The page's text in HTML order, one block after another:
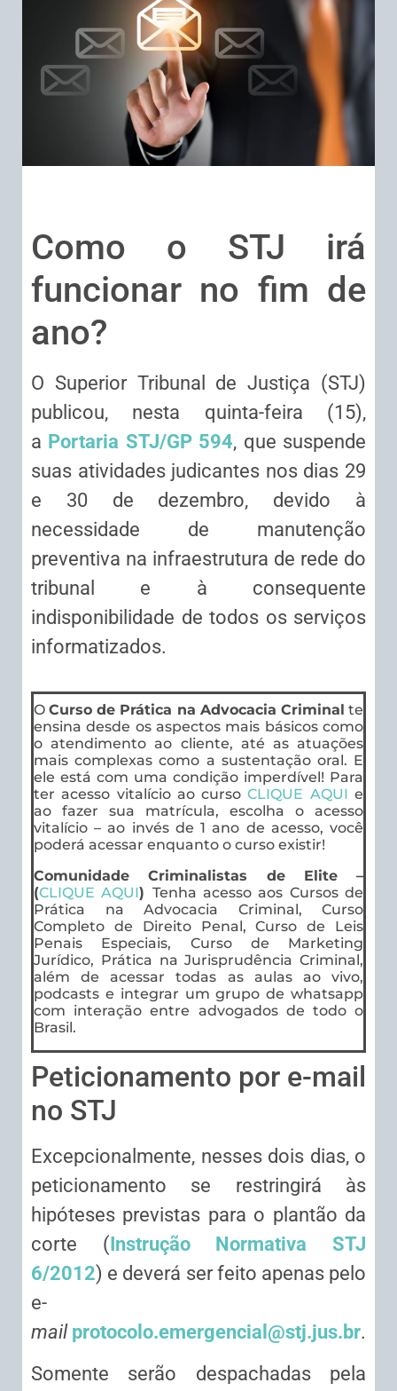
Como o STJ irá
funcionar no fim de
ano?
O Superior Tribunal de Justiça (STJ)
publicou, nesta quinta-feira (15),
a Portaria STJ/GP 594, que suspende
suas atividades judicantes nos dias 29
e 30 de dezembro, devido à
necessidade de manutenção
preventiva na infraestrutura de rede do
tribunal e à consequente
indisponibilidade de todos os serviços
informatizados.
OCurso de Prática na Advocacia Criminal te
ensina desde os aspectos mais básicos como
o atendimento ao cliente, até as atuações
mais complexas como a sustentação oral. E
ele está com uma condição imperdível! Para
ter acesso vitalício ao cursoCLIQUE AQUI e
ao fazer sua matrícula, escolha o acesso
vitalício – ao invés de 1 ano de acesso, você
poderá acessar enquanto o curso existir!
Comunidade Criminalistas de Elite –
(CLIQUE AQUI) Tenha acesso aos Cursos de
Prática na Advocacia Criminal, Curso
Completo de Direito Penal, Curso de Leis
Penais Especiais, Curso de Marketing
Jurídico, Prática na Jurisprudência Criminal,
além de acessar todas as aulas ao vivo,
podcasts e integrar um grupo de whatsapp
com interação entre advogados de todo o
Brasil.
Peticionamento por e-mail
no STJ
Excepcionalmente, nesses dois dias, o
peticionamento se restringirá às
hipóteses previstas para o plantão da
corte (Instrução Normativa STJ
6/2012) e deverá ser feito apenas pelo
e-
mail protocolo.emergencial@stj.jus.br.
Somente serão despachadas pela